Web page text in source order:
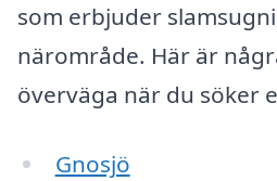
som erbjuder
närområde. Här är
överväga när du söker
Gnosjö